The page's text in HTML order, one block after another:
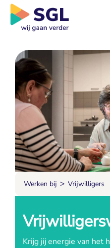
Krijg jij energie van het
Werken bij > Vrijwilligers